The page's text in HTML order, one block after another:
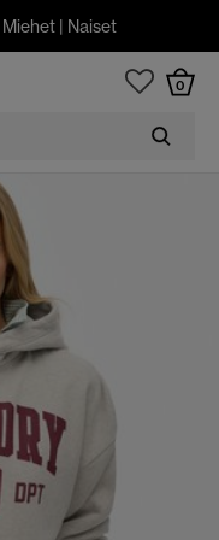
Miehet | Naiset
0